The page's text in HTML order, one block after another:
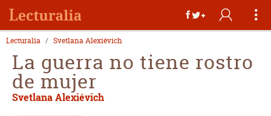
Lecturalia Svetlana Alexiévich
La guerra no tiene rostro
de mujer
Svetlana Alexiévich